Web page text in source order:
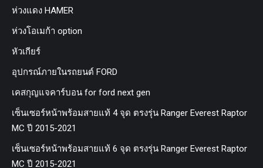
ห่วงแดง HAMER
ห่วงโอเมก้า option
หัวเกียร์
อุปกรณ์ภายในรถยนต์ FORD
เคสกุญแจคาร์บอน for ford next gen
เซ็นเซอร์หน้าพร้อมสายแท้ 4 จุด ตรงรุ่น Ranger Everest Raptor
MC ปี 2015-2021
เซ็นเซอร์หน้าพร้อมสายแท้ 6 จุด ตรงรุ่น Ranger Everest Raptor
MC ปี 2015-2021